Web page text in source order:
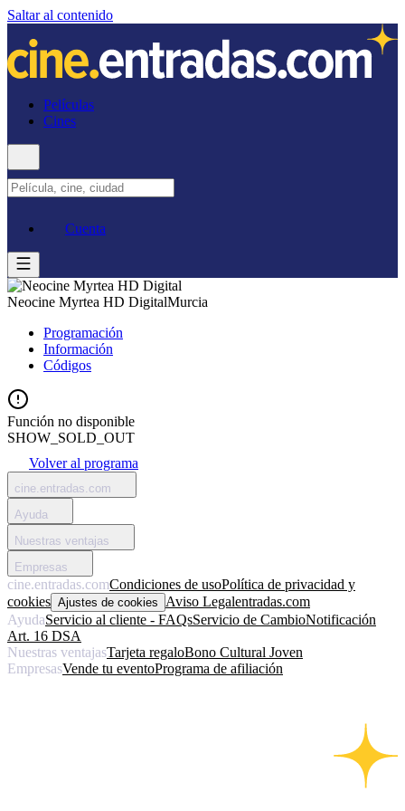
Saltar al contenido
Películas
Cines
Cuenta
Neocine Myrtea HD DigitalMurcia
Programación
Información
Códigos
Función no disponible
SHOW_SOLD_OUT
Volver al programa
cine.entradas.com
Ayuda
Nuestras ventajas
Empresas
cine.entradas.comCondiciones de usoPolítica de privacidad y
cookies Ajustes de cookies Aviso Legalentradas.com
AyudaServicio al cliente - FAQsServicio de CambioNotificación
Art. 16 DSA
Nuestras ventajasTarjeta regaloBono Cultural Joven
EmpresasVende tu eventoPrograma de afiliación